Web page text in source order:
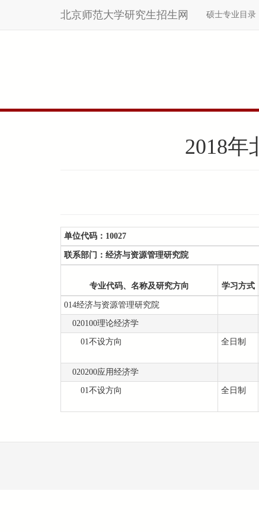
北京师范大学研究生招生网 硕士专业目录
2018
单位代码： 10027
联系部门： 经济与资源管理研究院
专业代码、名称及研究方向 学习方式
014经济与资源管理研究院
020100理论经济学
01不设方向 全日制
020200应用经济学
01不设方向 全日制